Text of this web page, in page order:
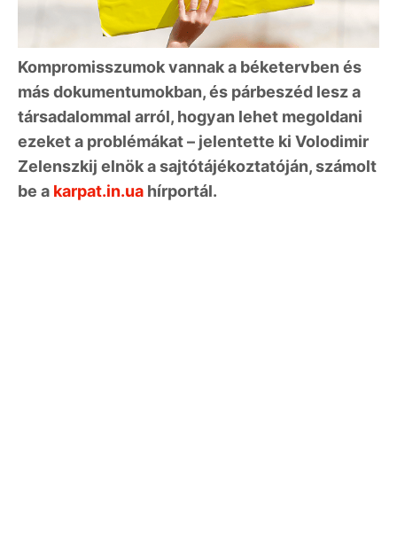
Kompromisszumok vannak a béketervben és
más dokumentumokban, és párbeszéd lesz a
társadalommal arról, hogyan lehet megoldani
ezeket a problémákat – jelentette ki Volodimir
Zelenszkij elnök a sajtótájékoztatóján, számolt
be a karpat.in.ua hírportál.